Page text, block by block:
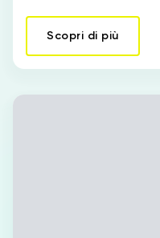
Scopri di più